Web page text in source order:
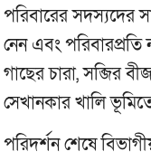
পরিবারের সদস্যদের
নেন এবং
গাছের চারা, সব্জির
সেখানকার খালি
পরিদর্শন শেষে